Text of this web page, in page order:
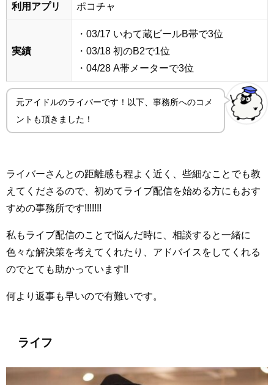
利用アプリ ポコチャ
実績
・03/17 いわて蔵ビールB帯で3位
・03/18 初のB2で1位
・04/28 A帯メーターで3位
元アイドルのライバーです！以下、事務所へのコメ
ントも頂きました！
ライバーさんとの距離感も程よく近く、些細なことでも教
えてくださるので、初めてライブ配信を始める方にもおす
すめの事務所です!!!!!!!
私もライブ配信のことで悩んだ時に、相談すると一緒に
色々な解決策を考えてくれたり、アドバイスをしてくれる
のでとても助かっています!!
何より返事も早いので有難いです。
ライフ